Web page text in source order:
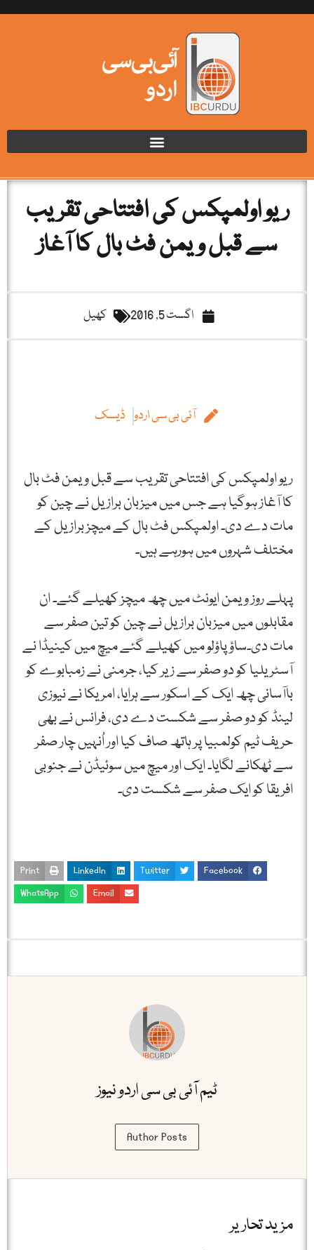
ریو اولمپکس کی افتتاحی تقریب
سے قبل ویمن فٹ بال کا آغاز
اگست 5, 2016 کھیل
آئی بی سی اردو ڈیسک
ریو اولمپکس کی افتتاحی تقریب سے قبل ویمن فٹ بال
کا آغاز ہوگیا ہے جس میں میزبان برازیل نے چین کو
مات دے دی۔ اولمپکس فٹ بال کے میچز برازیل کے
مختلف شہروں میں ہورہے ہیں۔
پہلے روز ویمن ایونٹ میں چھ میچز کھیلے گئے۔ ان
مقابلوں میں میزبان برازیل نے چین کو تین صفر سے
مات دی۔ساؤپاؤلو میں کھیلے گئے میچ میں کینیڈا نے
آسٹریلیا کو دو صفر سے زیر کیا، جرمنی نے زمبابوے کو
باآسانی چھ ایک کے اسکور سے ہرایا، امریکا نے نیوزی
لینڈ کو دو صفر سے شکست دے دی، فرانس نے بھی
حریف ٹیم کولمبیا پر ہاتھ صاف کیا اور اُنہیں چار صفر
سے ٹھکانے لگایا۔ ایک اور میچ میں سوئیڈن نے جنوبی
افریقا کو ایک صفر سے شکست دی۔
Facebook
Twitter
LinkedIn
Print
Email
WhatsApp
ٹیم آئی بی سی اردو نیوز
Author Posts
مزید تحاریر